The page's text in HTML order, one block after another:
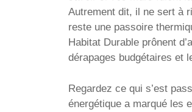
Autrement dit, il ne sert à
reste une passoire
Habitat Durable prônent
dérapages budgétaires et
Regardez ce qui s’est
énergétique a marqué les